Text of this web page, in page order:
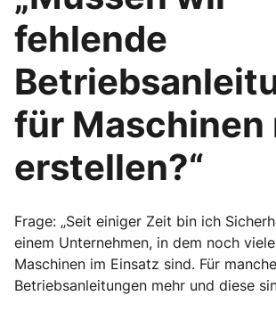
fehlende
für Maschinen
erstellen?“
Frage: „Seit einiger Zeit bin ich
einem Unternehmen, in dem noch
Maschinen im Einsatz sind. Für
Betriebsanleitungen mehr und diese